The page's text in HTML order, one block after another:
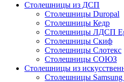
Столешницы из ДСП
Столешницы Duropal
Столешницы Кедр
Столешницы ЛДСП
Столешницы Скиф
Столешницы Слотекс
Столешницы СОЮЗ
Столешницы из
Столешницы Samsung